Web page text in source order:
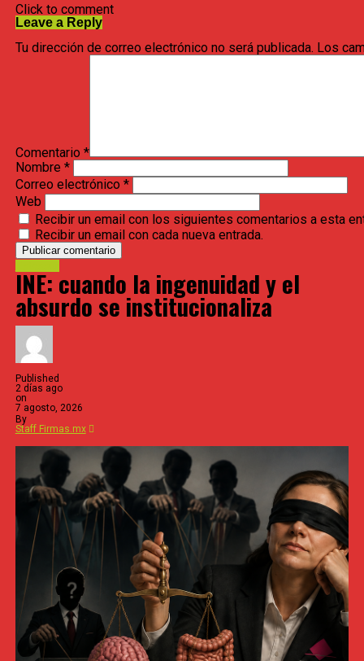
La titular de la SENER tiene casi un cuarto de siglo
más leales y representativas dentro de su estrecho
época de las “vacas flacas” y hoy, la “veracruzana”
proyecto más delicado de la Cuarta Transformación: la
nada menos.
Nahle García ha demostrado éxito en las urnas, al
senadora en 2018. Cuenta, además, como pocas
electoral “aceitadita” para lo que se ofrezca y ya lo
delegados a la asamblea estatal, en donde, por cierto,
Ramírez Zepeta.
ZOÉ ROBLEDO,
Click to comment
Leave a Reply
Tu dirección de correo electrónico no será publicada. Los
Comentario *
Nombre *
Correo electrónico *
Web
Recibir un email con los siguientes comentarios a esta
Recibir un email con cada nueva entrada.
INE: cuando la ingenuidad y el
absurdo se institucionaliza
Published
2 días ago
on
7 agosto, 2026
By
Staff Firmas.mx